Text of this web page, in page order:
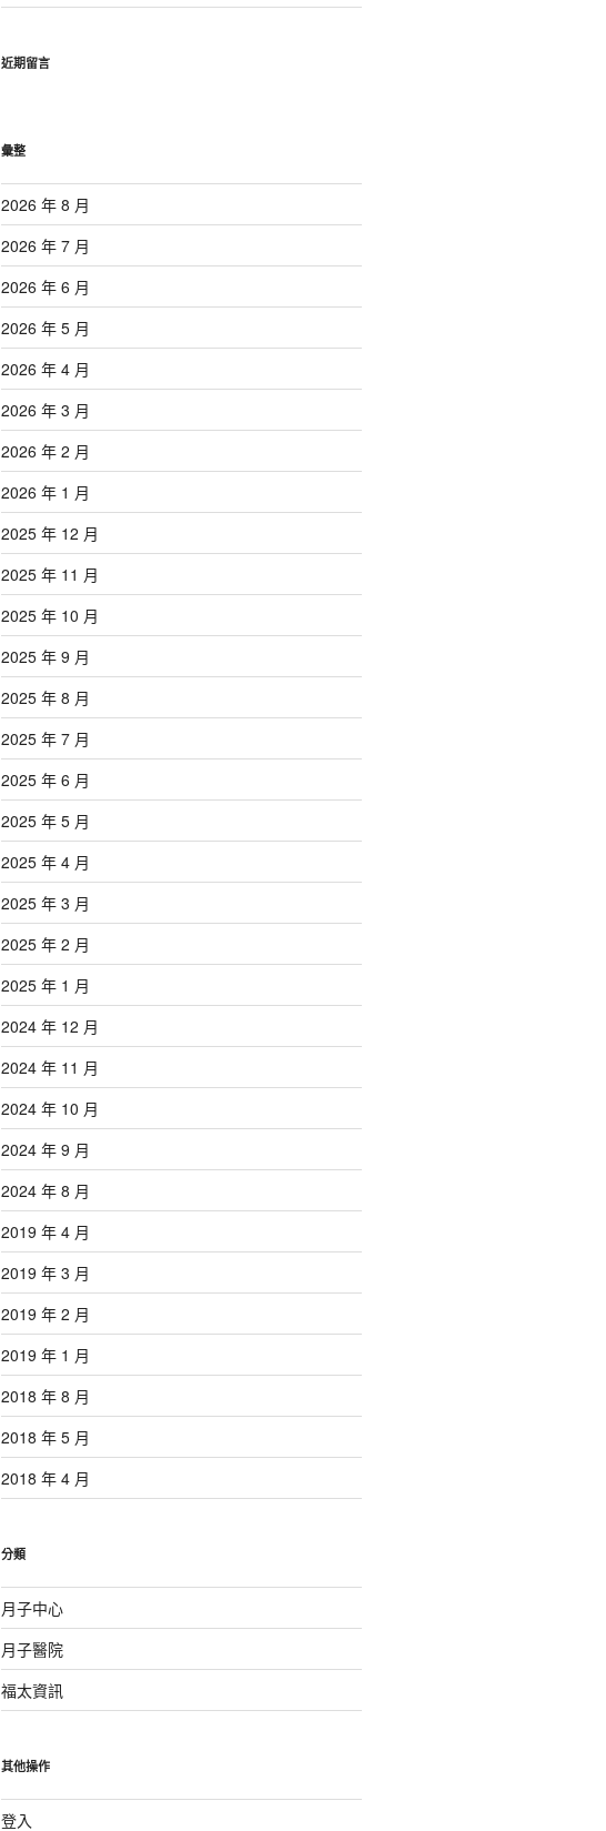
近期留言
彙整
2026 年 8 月
2026 年 7 月
2026 年 6 月
2026 年 5 月
2026 年 4 月
2026 年 3 月
2026 年 2 月
2026 年 1 月
2025 年 12 月
2025 年 11 月
2025 年 10 月
2025 年 9 月
2025 年 8 月
2025 年 7 月
2025 年 6 月
2025 年 5 月
2025 年 4 月
2025 年 3 月
2025 年 2 月
2025 年 1 月
2024 年 12 月
2024 年 11 月
2024 年 10 月
2024 年 9 月
2024 年 8 月
2019 年 4 月
2019 年 3 月
2019 年 2 月
2019 年 1 月
2018 年 8 月
2018 年 5 月
2018 年 4 月
分類
月子中心
月子醫院
福太資訊
其他操作
登入